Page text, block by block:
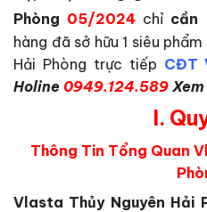
Phòng 05/2024 chỉ cần
hàng đã sở hữu 1 siêu
Hải Phòng trực tiếp CĐT
Holine 0949.124.589
I. Q
Thông Tin Tổng Quan
Vlasta Thủy Nguyên Hải